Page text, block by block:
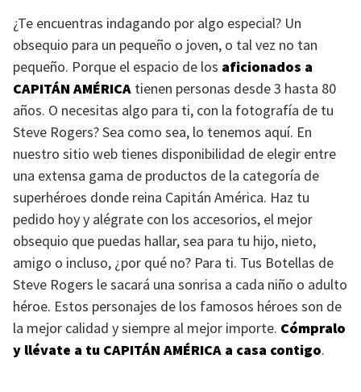
¿Te encuentras indagando por algo especial? Un
obsequio para un pequeño o joven, o tal vez no tan
pequeño. Porque el espacio de los aficionados a
CAPITÁN AMÉRICA tienen personas desde 3 hasta 80
años. O necesitas algo para ti, con la fotografía de tu
Steve Rogers? Sea como sea, lo tenemos aquí. En
nuestro sitio web tienes disponibilidad de elegir entre
una extensa gama de productos de la categoría de
superhéroes donde reina Capitán América. Haz tu
pedido hoy y alégrate con los accesorios, el mejor
obsequio que puedas hallar, sea para tu hijo, nieto,
amigo o incluso, ¿por qué no? Para ti. Tus Botellas de
Steve Rogers le sacará una sonrisa a cada niño o adulto
héroe. Estos personajes de los famosos héroes son de
la mejor calidad y siempre al mejor importe. Cómpralo
y llévate a tu CAPITÁN AMÉRICA a casa contigo.